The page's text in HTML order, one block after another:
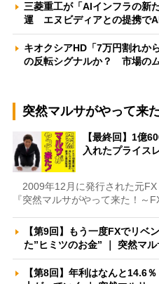
三菱重工が「AIインフラの新
運 エヌビディアとの提携で
キオクシアHD「7万円割れか
の反転シグナルか？ 市場の
突然マルサがやって来
【最終回】1億
入れたプライス
2009年12月に発行された元
『突然マルサがやって来た！～
【第9回】もう一度FXでリ
た”ヒミツのお金” ｜ 突然マ
【第8回】年利はなんと14.6